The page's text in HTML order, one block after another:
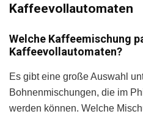
Kaffeevollautomaten
Welche Kaffeemischung
Kaffeevollautomaten?
Es gibt eine große Auswahl
Bohnenmischungen, die im
werden können. Welche